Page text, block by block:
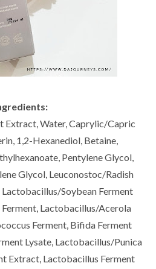
Water, Caprylic/Capric
1,2-Hexanediol, Betaine,
Pentylene Glycol,
Glycol, Leuconostoc/Radish
Soybean Ferment
Lactobacillus/Acerola
Ferment, Bifida Ferment
Lysate, Lactobacillus/Punica
Extract, Lactobacillus Ferment